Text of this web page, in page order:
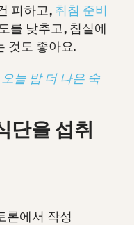
피하고, 취침 준비
를 낮추고, 침실에
것도 좋아요.
늘 밤 더 나은 숙
단을 섭취
론에서 작성